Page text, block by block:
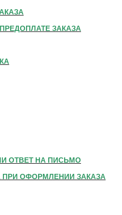
ЗАКАЗА
ОТВЕТ НА ПИСЬМО
ОФОРМЛЕНИИ ЗАКАЗА